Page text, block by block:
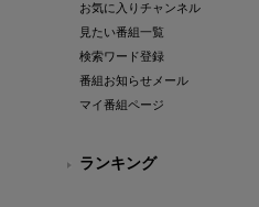
お気に入りチャンネル
見たい番組一覧
検索ワード登録
番組お知らせメール
マイ番組ページ
ランキング